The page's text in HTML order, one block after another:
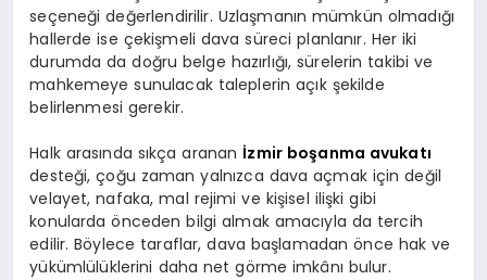
seçeneği değerlendirilir. Uzlaşmanın mümkün olmadığı
hallerde ise çekişmeli dava süreci planlanır. Her iki
durumda da doğru belge hazırlığı, sürelerin takibi ve
mahkemeye sunulacak taleplerin açık şekilde
belirlenmesi gerekir.
Halk arasında sıkça aranan İzmir boşanma avukatı
desteği, çoğu zaman yalnızca dava açmak için değil
velayet, nafaka, mal rejimi ve kişisel ilişki gibi
konularda önceden bilgi almak amacıyla da tercih
edilir. Böylece taraflar, dava başlamadan önce hak ve
yükümlülüklerini daha net görme imkânı bulur.